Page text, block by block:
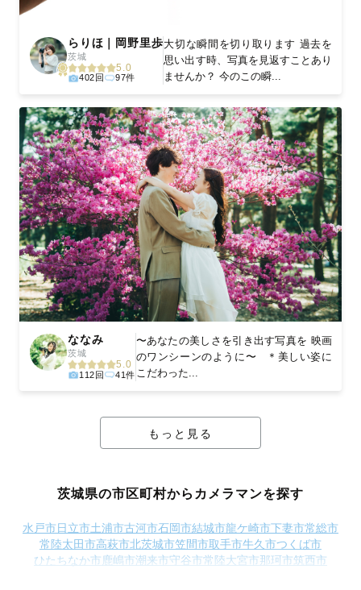
らりほ｜岡野里歩
茨城
5.0
402回 97件
大切な瞬間を切り取ります 過去を
思い出す時、写真を見返すことあり
ませんか？ 今のこの瞬...
ななみ
茨城
5.0
112回 41件
〜あなたの美しさを引き出す写真を 映画
のワンシーンのように〜 ＊美しい姿に
こだわった...
もっと見る
茨城県の市区町村からカメラマンを探す
水戸市日立市土浦市古河市石岡市結城市龍ケ崎市下妻市常総市
常陸太田市高萩市北茨城市笠間市取手市牛久市つくば市
ひたちなか市鹿嶋市潮来市守谷市常陸大宮市那珂市筑西市